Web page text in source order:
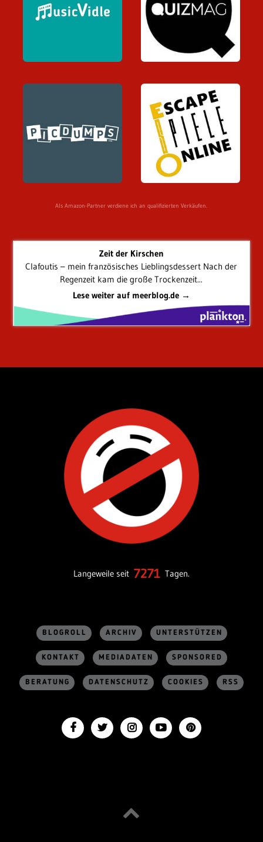
Als Amazon-Partner verdiene ich an qualifizierten Verkäufen.
Zeit der Kirschen
Clafoutis – mein französisches Lieblingsdessert Nach der
Regenzeit kam die große Trockenzeit...
Lese weiter auf meerblog.de →
Langeweile seit 7271 Tagen.
BLOGROLL ARCHIV UNTERSTÜTZEN
KONTAKT MEDIADATEN SPONSORED
BERATUNG DATENSCHUTZ COOKIES RSS